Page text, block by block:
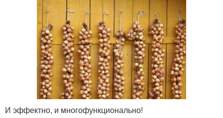
И эффектно, и многофункционально!